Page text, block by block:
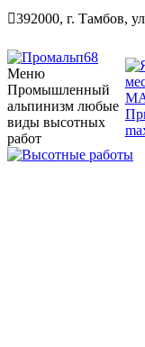
392000, г. Тамбов,
Меню
Промышленный
альпинизм любые
виды высотных
работ